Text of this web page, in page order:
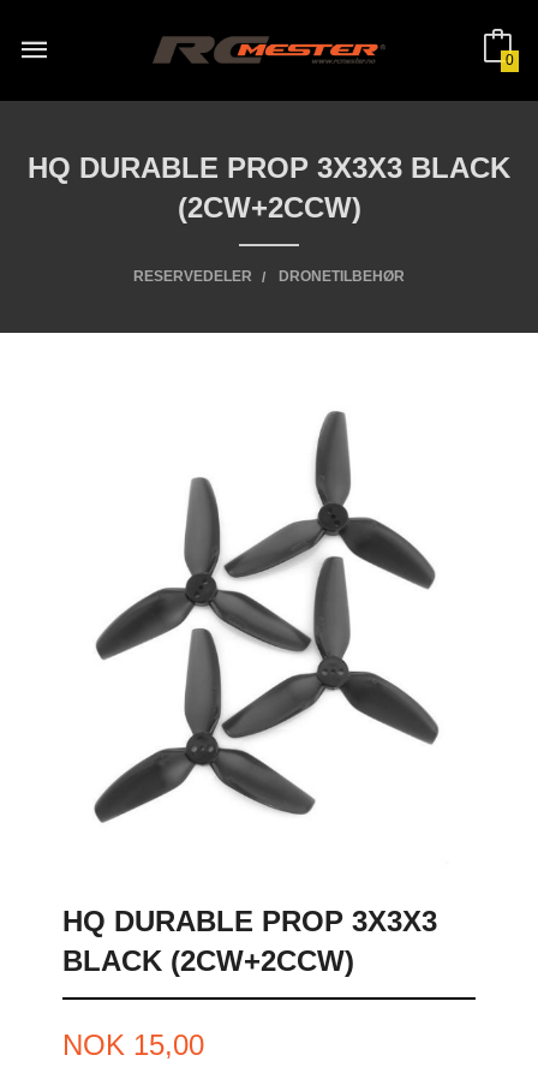
innholdet
0
HQ DURABLE PROP 3X3X3 BLACK
(2CW+2CCW)
RESERVEDELER DRONETILBEHØR
HQ DURABLE PROP 3X3X3
BLACK (2CW+2CCW)
Tilbud
NOK 15,00